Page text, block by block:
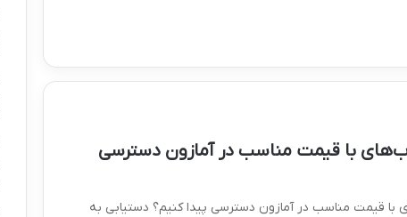
با قیمت مناسب در آمازون دسترسی
با قیمت مناسب در آمازون دسترسی پیدا کنیم؟ دستیابی به